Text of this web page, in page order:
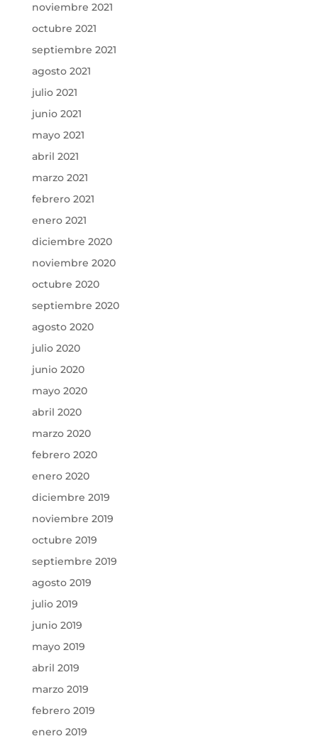
noviembre 2021
octubre 2021
septiembre 2021
agosto 2021
julio 2021
junio 2021
mayo 2021
abril 2021
marzo 2021
febrero 2021
enero 2021
diciembre 2020
noviembre 2020
octubre 2020
septiembre 2020
agosto 2020
julio 2020
junio 2020
mayo 2020
abril 2020
marzo 2020
febrero 2020
enero 2020
diciembre 2019
noviembre 2019
octubre 2019
septiembre 2019
agosto 2019
julio 2019
junio 2019
mayo 2019
abril 2019
marzo 2019
febrero 2019
enero 2019